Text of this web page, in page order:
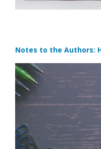
Notes to the Authors: